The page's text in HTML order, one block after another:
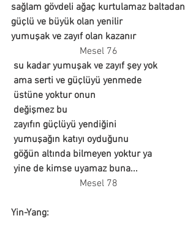
sağlam gövdeli ağaç kurtulamaz baltadan
güçlü ve büyük olan yenilir
yumuşak ve zayıf olan kazanır
                            Mesel 76
su kadar yumuşak ve zayıf şey yok
ama serti ve güçlüyü yenmede
üstüne yoktur onun
değişmez bu
zayıfın güçlüyü yendiğini
yumuşağın katıyı oyduğunu
göğün altında bilmeyen yoktur ya
yine de kimse uyamaz buna...
                            Mesel 78
Yin-Yang: